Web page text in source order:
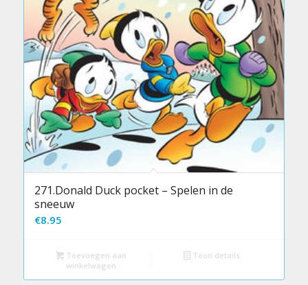
271.Donald Duck pocket – Spelen in de
sneeuw
€8.95
Toevoegen aan
winkelwagen
Toon details